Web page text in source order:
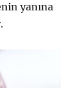
yanına